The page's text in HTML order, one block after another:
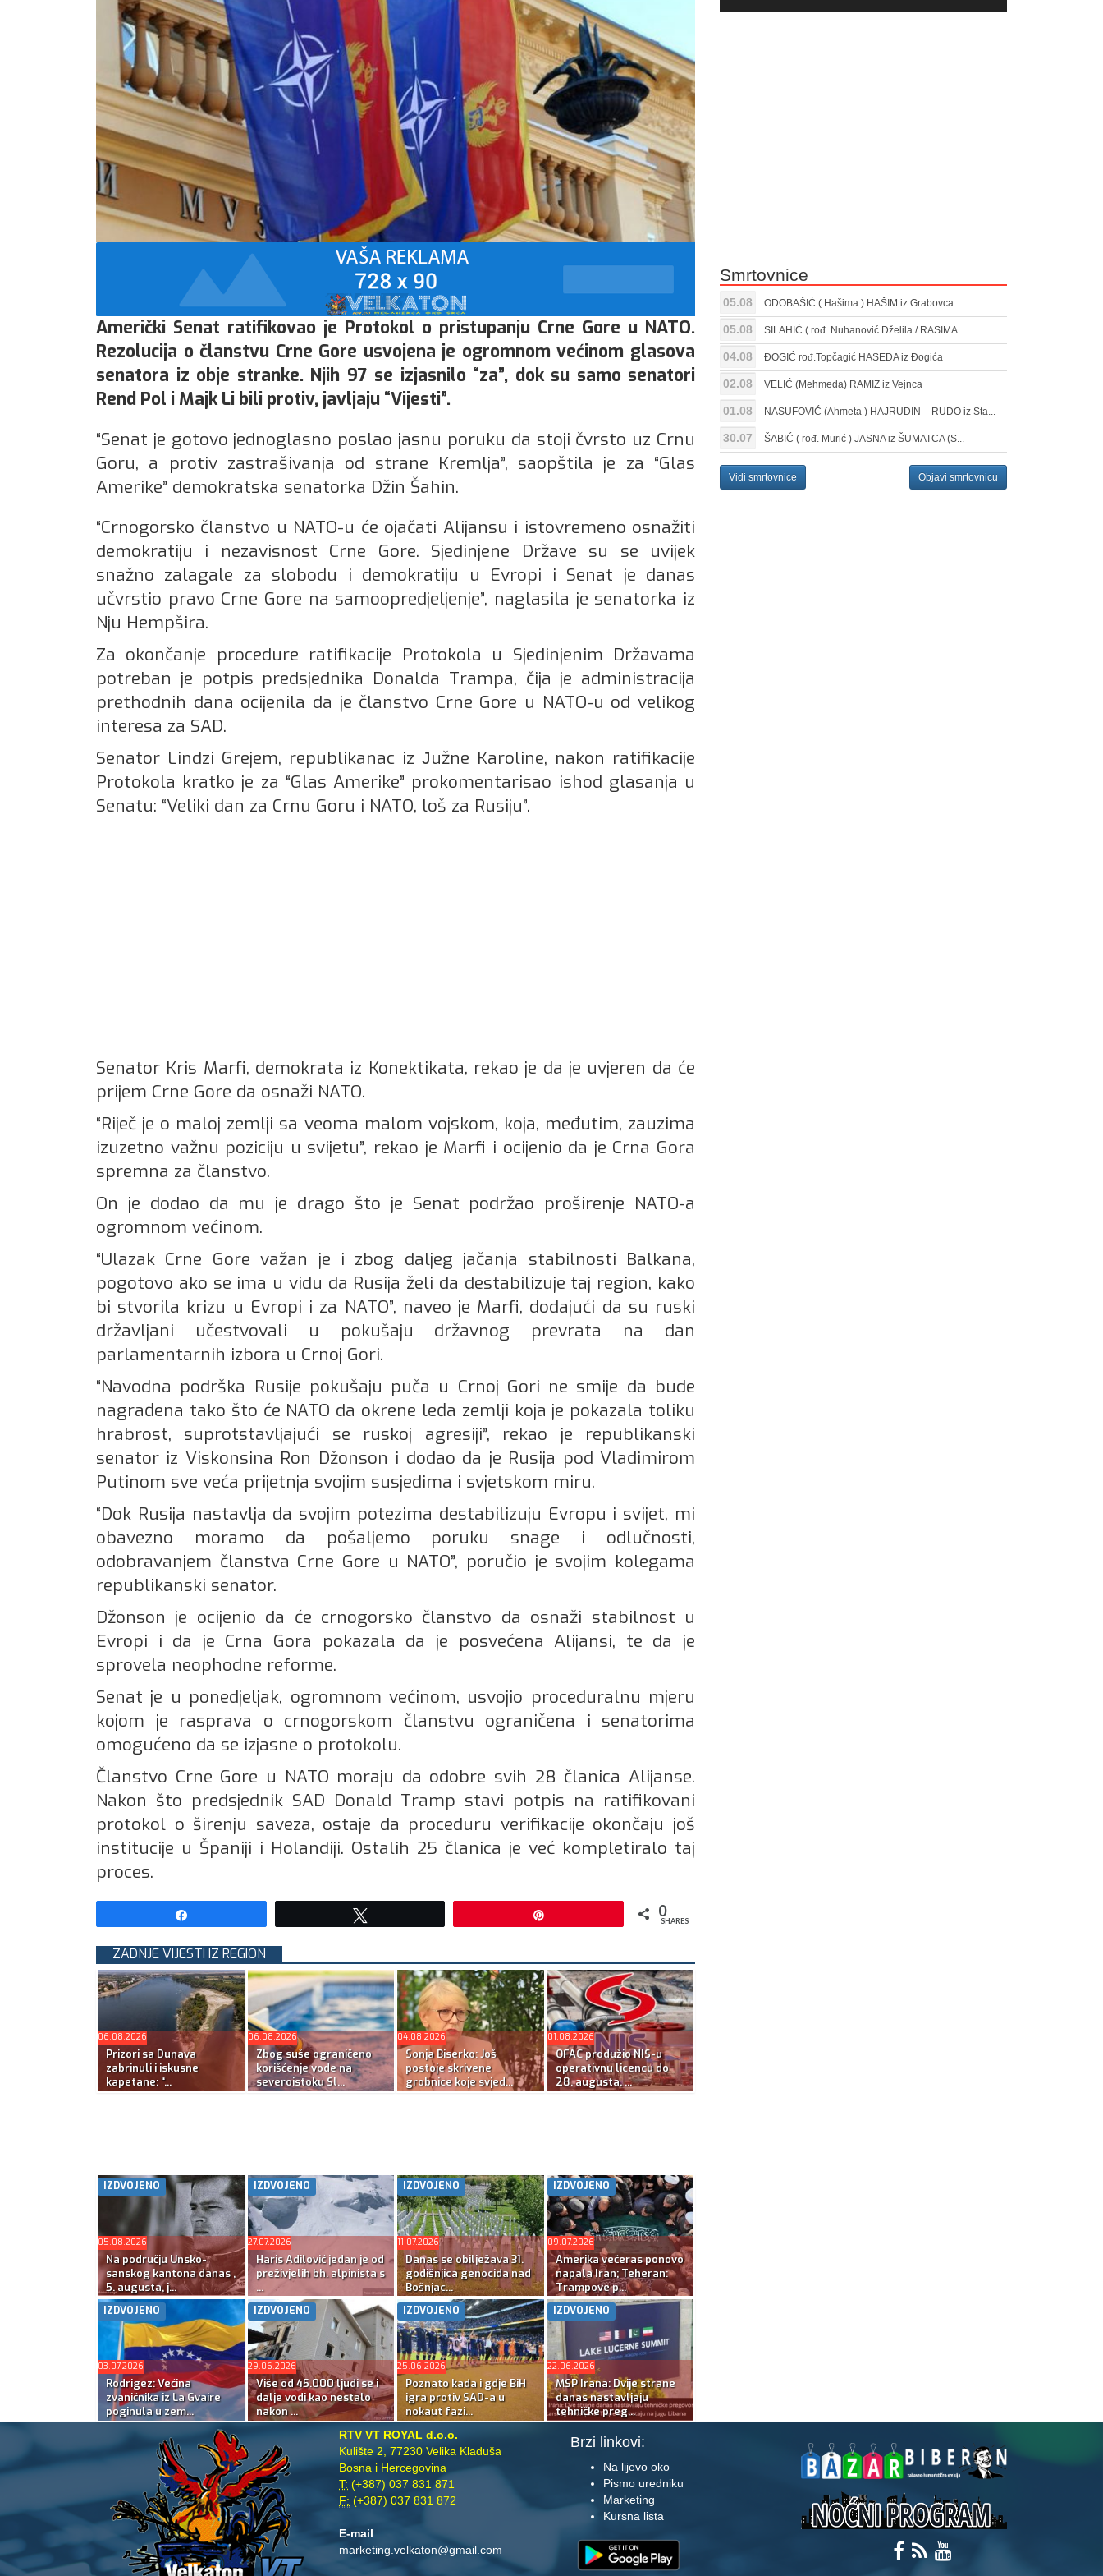
Američki Senat ratifikovao je Protokol o pristupanju Crne Gore u NATO.
Rezolucija o članstvu Crne Gore usvojena je ogromnom većinom glasova
senatora iz obje stranke. Njih 97 se izjasnilo “za”, dok su samo senatori
Rend Pol i Majk Li bili protiv, javljaju “Vijesti”.
“Senat je gotovo jednoglasno poslao jasnu poruku da stoji čvrsto uz Crnu
Goru, a protiv zastrašivanja od strane Kremlja”, saopštila je za “Glas
Amerike” demokratska senatorka Džin Šahin.
“Crnogorsko članstvo u NATO-u će ojačati Alijansu i istovremeno osnažiti
demokratiju i nezavisnost Crne Gore. Sjedinjene Države su se uvijek
snažno zalagale za slobodu i demokratiju u Evropi i Senat je danas
učvrstio pravo Crne Gore na samoopredjeljenje”, naglasila je senatorka iz
Nju Hempšira.
Za okončanje procedure ratifikacije Protokola u Sjedinjenim Državama
potreban je potpis predsjednika Donalda Trampa, čija je administracija
prethodnih dana ocijenila da je članstvo Crne Gore u NATO-u od velikog
interesa za SAD.
Senator Lindzi Grejem, republikanac iz Јužne Karoline, nakon ratifikacije
Protokola kratko je za “Glas Amerike” prokomentarisao ishod glasanja u
Senatu: “Veliki dan za Crnu Goru i NATO, loš za Rusiju”.
Senator Kris Marfi, demokrata iz Konektikata, rekao je da je uvjeren da će
prijem Crne Gore da osnaži NATO.
“Riječ je o maloj zemlji sa veoma malom vojskom, koja, međutim, zauzima
izuzetno važnu poziciju u svijetu”, rekao je Marfi i ocijenio da je Crna Gora
spremna za članstvo.
On je dodao da mu je drago što je Senat podržao proširenje NATO-a
ogromnom većinom.
“Ulazak Crne Gore važan je i zbog daljeg jačanja stabilnosti Balkana,
pogotovo ako se ima u vidu da Rusija želi da destabilizuje taj region, kako
bi stvorila krizu u Evropi i za NATO”, naveo je Marfi, dodajući da su ruski
državljani učestvovali u pokušaju državnog prevrata na dan
parlamentarnih izbora u Crnoj Gori.
“Navodna podrška Rusije pokušaju puča u Crnoj Gori ne smije da bude
nagrađena tako što će NATO da okrene leđa zemlji koja je pokazala toliku
hrabrost, suprotstavljajući se ruskoj agresiji”, rekao je republikanski
senator iz Viskonsina Ron Džonson i dodao da je Rusija pod Vladimirom
Putinom sve veća prijetnja svojim susjedima i svjetskom miru.
“Dok Rusija nastavlja da svojim potezima destabilizuju Evropu i svijet, mi
obavezno moramo da pošaljemo poruku snage i odlučnosti,
odobravanjem članstva Crne Gore u NATO”, poručio je svojim kolegama
republikanski senator.
Džonson je ocijenio da će crnogorsko članstvo da osnaži stabilnost u
Evropi i da je Crna Gora pokazala da je posvećena Alijansi, te da je
sprovela neophodne reforme.
Senat je u ponedjeljak, ogromnom većinom, usvojio proceduralnu mjeru
kojom je rasprava o crnogorskom članstvu ograničena i senatorima
omogućeno da se izjasne o protokolu.
Članstvo Crne Gore u NATO moraju da odobre svih 28 članica Alijanse.
Nakon što predsjednik SAD Donald Tramp stavi potpis na ratifikovani
protokol o širenju saveza, ostaje da proceduru verifikacije okončaju još
institucije u Španiji i Holandiji. Ostalih 25 članica je već kompletiralo taj
proces.
0
SHARES
ZADNJE VIJESTI IZ REGION
06.08.2026
Prizori sa Dunava
zabrinuli i iskusne
kapetane: “...
06.08.2026
Zbog suše ograničeno
korišćenje vode na
severoistoku Sl...
04.08.2026
Sonja Biserko: Još
postoje skrivene
grobnice koje svjed...
01.08.2026
OFAC produžio NIS-u
operativnu licencu do
28. augusta, ...
IZDVOJENO
05.08.2026
Na području Unsko-
sanskog kantona danas ,
5. augusta, j...
IZDVOJENO
27.07.2026
Haris Adilović jedan je od
preživjelih bh. alpinista s
...
IZDVOJENO
11.07.2026
Danas se obilježava 31.
godišnjica genocida nad
Bošnjac...
IZDVOJENO
09.07.2026
Amerika večeras ponovo
napala Iran; Teheran:
Trampove p...
IZDVOJENO
03.07.2026
Rodrigez: Većina
zvaničnika iz La Gvaire
poginula u zem...
IZDVOJENO
29.06.2026
Više od 45.000 ljudi se i
dalje vodi kao nestalo
nakon ...
IZDVOJENO
25.06.2026
Poznato kada i gdje BiH
igra protiv SAD-a u
nokaut fazi...
IZDVOJENO
22.06.2026
MSP Irana: Dvije strane
danas nastavljaju
tehničke preg...
Gore/Dole
Smrtovnice
05.08 ODOBAŠIĆ ( Hašima ) HAŠIM iz Grabovca
05.08 SILAHIĆ ( rođ. Nuhanović Dželila / RASIMA ...
04.08 ĐOGIĆ rođ.Topčagić HASEDA iz Đogića
02.08 VELIĆ (Mehmeda) RAMIZ iz Vejnca
01.08 NASUFOVIĆ (Ahmeta ) HAJRUDIN – RUDO iz Sta...
30.07 ŠABIĆ ( rođ. Murić ) JASNA iz ŠUMATCA (S...
Vidi smrtovnice Objavi smrtovnicu
RTV VT ROYAL d.o.o.
Kulište 2, 77230 Velika Kladuša
Bosna i Hercegovina
T: (+387) 037 831 871
F: (+387) 037 831 872
E-mail
marketing.velkaton@gmail.com
Brzi linkovi:
Na lijevo oko
Pismo uredniku
Marketing
Kursna lista